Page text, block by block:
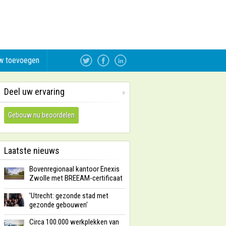
toevoegen
Deel uw ervaring »
Gebouw nu beoordelen
Laatste nieuws
Bovenregionaal kantoor Enexis
Zwolle met BREEAM-certificaat
'Utrecht: gezonde stad met
gezonde gebouwen'
Circa 100.000 werkplekken van